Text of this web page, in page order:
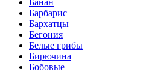
Барбарис
Бархатцы
Бегония
Белые грибы
Бирючина
Бобовые